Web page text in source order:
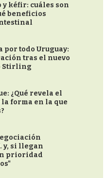
y kéfir: cuáles son
beneficios
por todo Uruguay:
tras el nuevo
Stirling
¿Qué revela el
forma en la que
y, si llegan
prioridad